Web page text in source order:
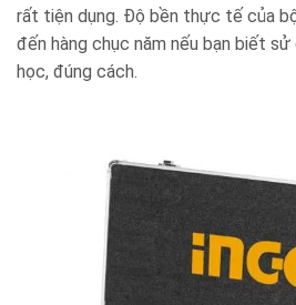
rất tiện dụng. Độ bền thực tế của
đến hàng chục năm nếu bạn biết sử
học, đúng cách.